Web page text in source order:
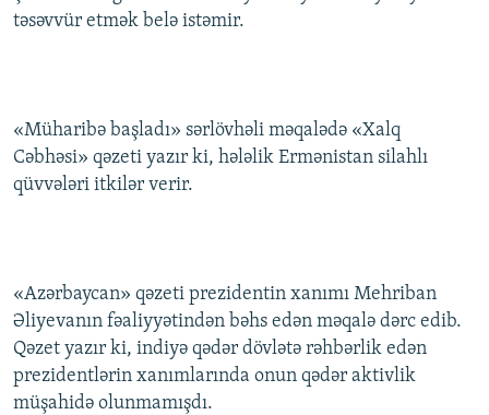
təsəvvür etmək belə istəmir.
«Müharibə başladı» sərlövhəli məqalədə «Xalq
Cəbhəsi» qəzeti yazır ki, hələlik Ermənistan silahlı
qüvvələri itkilər verir.
«Azərbaycan» qəzeti prezidentin xanımı Mehriban
Əliyevanın fəaliyyətindən bəhs edən məqalə dərc edib.
Qəzet yazır ki, indiyə qədər dövlətə rəhbərlik edən
prezidentlərin xanımlarında onun qədər aktivlik
müşahidə olunmamışdı.